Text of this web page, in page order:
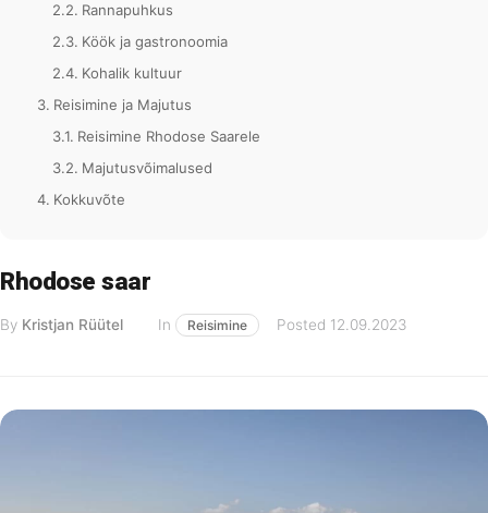
Rannapuhkus
Köök ja gastronoomia
Kohalik kultuur
Reisimine ja Majutus
Reisimine Rhodose Saarele
Majutusvõimalused
Kokkuvõte
Rhodose saar
By Kristjan Rüütel In Reisimine Posted 12.09.2023